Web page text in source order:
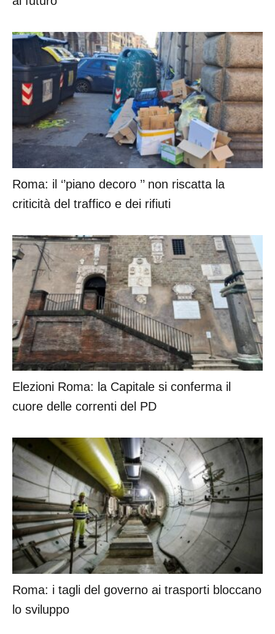
Roma: il ‘’piano decoro ’’ non riscatta la
criticità del traffico e dei rifiuti
Elezioni Roma: la Capitale si conferma il
cuore delle correnti del PD
Roma: i tagli del governo ai trasporti bloccano
lo sviluppo